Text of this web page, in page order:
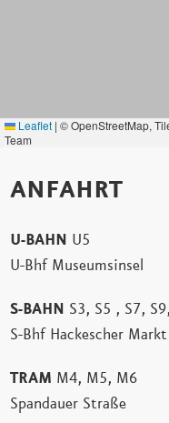
Leaflet | © OpenStreetMap,
Team
ANFAHRT
U-BAHN U5
U-Bhf Museumsinsel
S-BAHN S3, S5 , S7,
S-Bhf Hackescher Markt
TRAM M4, M5, M6
Spandauer Straße